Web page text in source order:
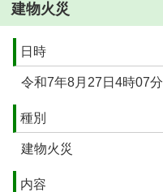
建物火災
日時
令和7年8月27日4時07分
種別
建物火災
内容